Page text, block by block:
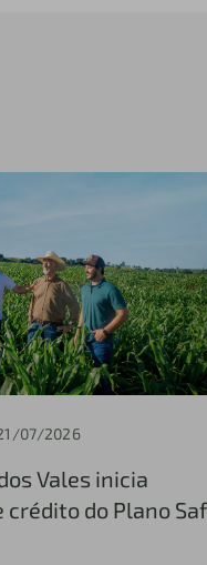
07/2026
Vales inicia
do Plano